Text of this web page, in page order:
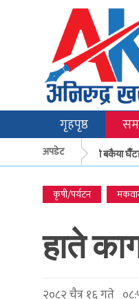
गृहपृष्ठ
अपडेट
मकवानपुरको बकैया घैँटार र
कृषी/पर्यटन
हाते
२०८२ चैत्र १६ गते